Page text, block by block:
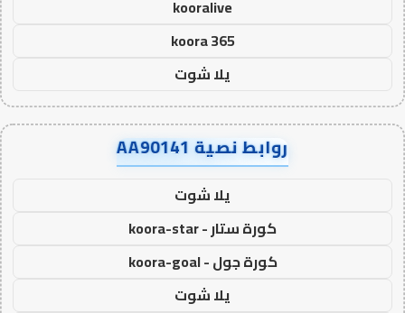
kooralive
koora 365
يلا شوت
روابط نصية AA90141
يلا شوت
كورة ستار - koora-star
كورة جول - koora-goal
يلا شوت